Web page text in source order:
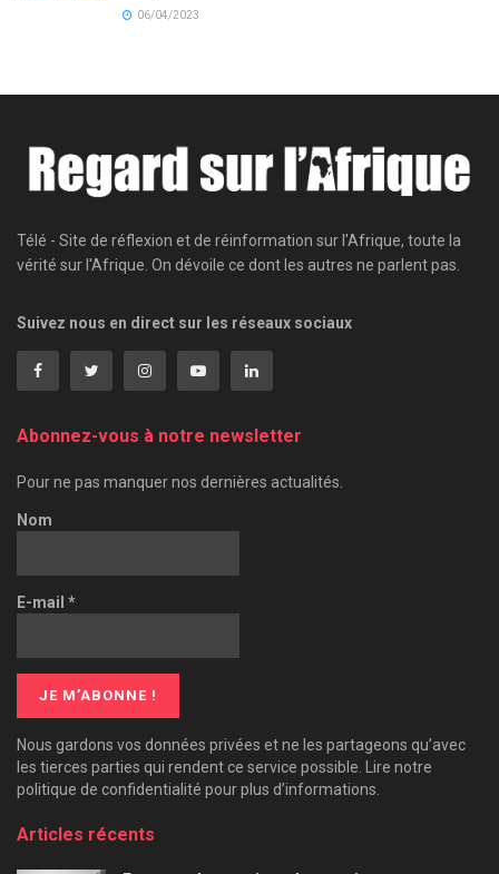
06/04/2023
Télé - Site de réflexion et de réinformation sur l'Afrique, toute la
vérité sur l'Afrique. On dévoile ce dont les autres ne parlent pas.
Suivez nous en direct sur les réseaux sociaux
Abonnez-vous à notre newsletter
Pour ne pas manquer nos dernières actualités.
Nom
E-mail *
Nous gardons vos données privées et ne les partageons qu’avec
les tierces parties qui rendent ce service possible. Lire notre
politique de confidentialité pour plus d’informations.
Articles récents